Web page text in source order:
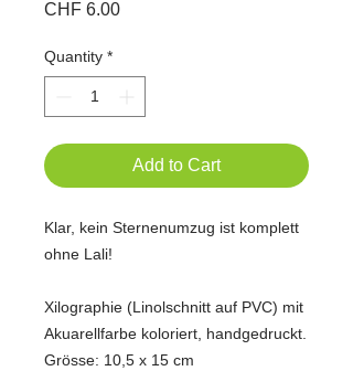
CHF 6.00Price
Quantity *
Add to Cart
Klar, kein Sternenumzug ist komplett
ohne Lali!
Xilographie (Linolschnitt auf PVC) mit
Akuarellfarbe koloriert, handgedruckt.
Grösse: 10,5 x 15 cm